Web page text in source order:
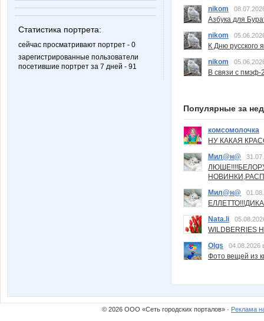
Статистика портрета:
сейчас просматривают портрет - 0
зарегистрированные пользователи
посетившие портрет за 7 дней - 91
nikom
Азбука для
nikom
К Дню русского
nikom
В связи с пмэф-
Популярные за
комсомолочка
НУ КАКАЯ
Мил@н@
Мил@н@
Nata.li
Olgs
04.08.2026
Фото вещей из
© 2026 ООО «Сеть городских порталов» · Реклама